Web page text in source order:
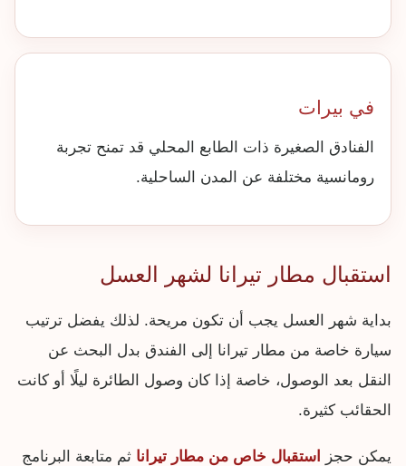
في بيرات
الفنادق الصغيرة ذات الطابع المحلي قد تمنح تجربة
رومانسية مختلفة عن المدن الساحلية.
استقبال مطار تيرانا لشهر العسل
بداية شهر العسل يجب أن تكون مريحة. لذلك يفضل ترتيب
سيارة خاصة من مطار تيرانا إلى الفندق بدل البحث عن
النقل بعد الوصول، خاصة إذا كان وصول الطائرة ليلًا أو كانت
الحقائب كثيرة.
يمكن حجز استقبال خاص من مطار تيرانا ثم متابعة البرنامج